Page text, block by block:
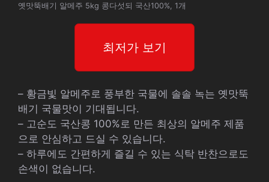
옛맛뚝배기 알메주 5kg 콩다섯되 국산100%, 1개
최저가 보기
– 황금빛 알메주로 풍부한 국물에 솔솔 녹는 옛맛뚝
배기 국물맛이 기대됩니다.
– 고순도 국산콩 100%로 만든 최상의 알메주 제품
으로 안심하고 드실 수 있습니다.
– 하루에도 간편하게 즐길 수 있는 식탁 반찬으로도
손색이 없습니다.